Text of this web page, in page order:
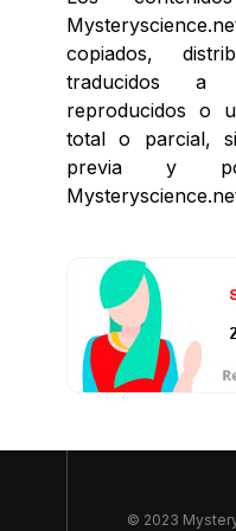
copiados,
traducidos a
reproducidos o
total o parcial,
previa y
© 2023